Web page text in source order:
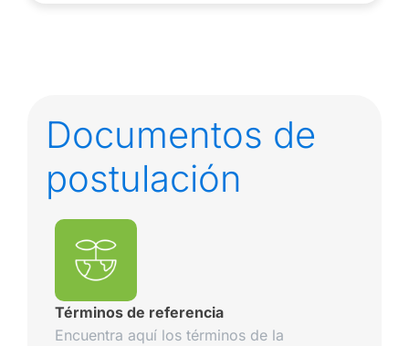
Documentos de
postulación
Términos de referencia
Encuentra aquí los términos de la